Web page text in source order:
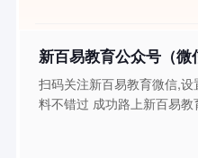
新百易教育公众号（微
扫码关注新百易教育微信,
料不错过 成功路上新百易教